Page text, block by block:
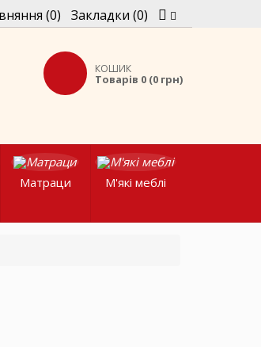
(0) Закладки (0)
КОШИК
Товарів 0 (0 грн)
Матраци М'які меблі